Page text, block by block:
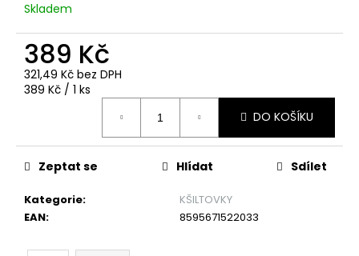
Skladem
389 Kč
321,49 Kč bez DPH
Měrná
389 Kč / 1 ks
DO KOŠÍKU
Kategorie:
KŠILTOVKY
EAN: 8595671522033
Zeptat se Hlídat Sdílet
D
o
p
o
č
u
e
m